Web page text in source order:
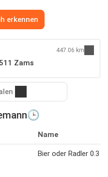
erkennen
Zams
447.06 km
Name
Bier oder Radler 0.3 l